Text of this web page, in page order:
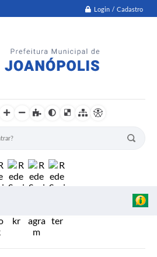
Login / Cadastro